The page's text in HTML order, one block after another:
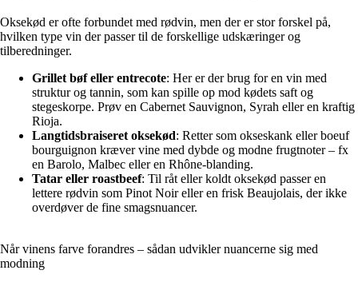
Oksekød er ofte forbundet med rødvin, men der er stor forskel på,
hvilken type vin der passer til de forskellige udskæringer og
tilberedninger.
Grillet bøf eller entrecote: Her er der brug for en vin med
struktur og tannin, som kan spille op mod kødets saft og
stegeskorpe. Prøv en Cabernet Sauvignon, Syrah eller en kraftig
Rioja.
Langtidsbraiseret oksekød: Retter som okseskank eller boeuf
bourguignon kræver vine med dybde og modne frugtnoter – fx
en Barolo, Malbec eller en Rhône-blanding.
Tatar eller roastbeef: Til råt eller koldt oksekød passer en
lettere rødvin som Pinot Noir eller en frisk Beaujolais, der ikke
overdøver de fine smagsnuancer.
Når vinens farve forandres – sådan udvikler nuancerne sig med
modning